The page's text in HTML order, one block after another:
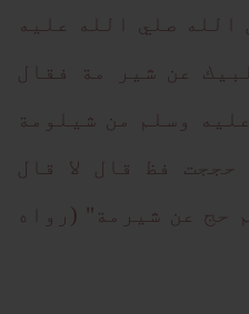
صلي الله عليه
عن شير مة فقال
وسلم من شيلومة
فظ قال لا قال
حج عن شيرمة" (رواه